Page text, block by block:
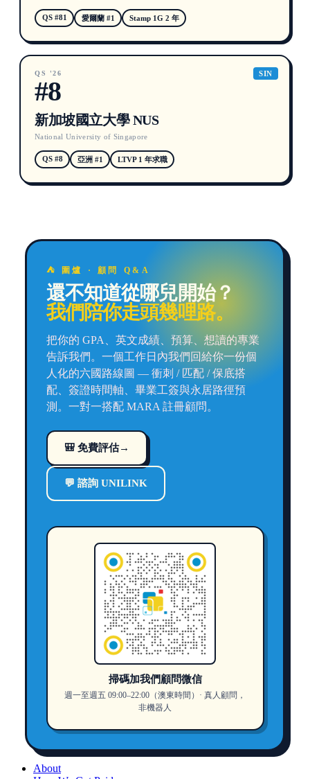
QS #81 愛爾蘭 #1 Stamp 1G 2 年
SIN
QS '26
#8
新加坡國立大學 NUS
National University of Singapore
QS #8 亞洲 #1 LTVP 1 年求職
⛺ 圍爐 · 顧問 Q&A
還不知道從哪兒開始？
我們陪你走頭幾哩路。
把你的 GPA、英文成績、預算、想讀的專業
告訴我們。一個工作日內我們回給你一份個
人化的六國路線圖 — 衝刺 / 匹配 / 保底搭
配、簽證時間軸、畢業工簽與永居路徑預
測。一對一搭配 MARA 註冊顧問。
🎒 免費評估→
💬 諮詢 UNILINK
掃碼加我們顧問微信
週一至週五 09:00–22:00（澳東時間）· 真人顧問，
非機器人
About